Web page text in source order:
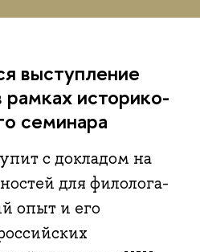
выступление
историко-
семинара
с докладом на
для филолога-
опыт и его